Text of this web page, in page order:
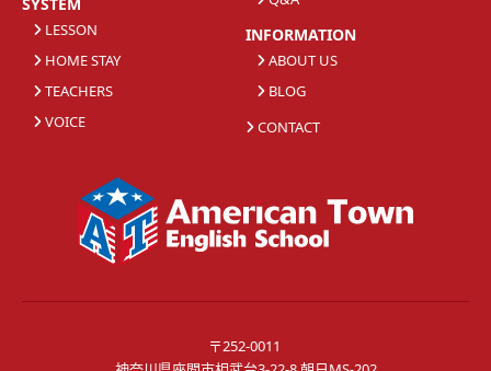
LESSON
HOME STAY
TEACHERS
VOICE
INFORMATION
ABOUT US
BLOG
CONTACT
〒252-0011